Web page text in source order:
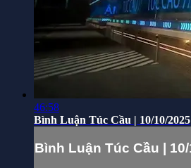
46:58
Bình Luận Túc Cầu | 10/10/2025
Bình Luận Túc Cầu | 10/